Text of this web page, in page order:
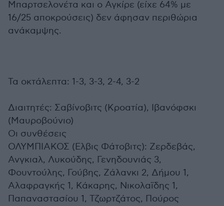
Μπαρτσελονέτα και ο Αγκίρε (είχε 64% με
16/25 αποκρούσεις) δεν άφησαν περιθώρια
ανάκαμψης.
Τα οκτάλεπτα: 1-3, 3-3, 2-4, 3-2
Διαιτητές: Σαβίνοβιτς (Κροατία), Ιβανόφσκι
(Μαυροβούνιο)
Οι συνθέσεις
ΟΛΥΜΠΙΑΚΟΣ (Ελβις Φάτοβιτς): Ζερδεβάς,
Ανγκιαλ, Λυκούδης, Γενηδουνιάς 3,
Φουντούλης, Γούβης, Ζάλανκι 2, Δήμου 1,
Αλαφραγκής 1, Κάκαρης, Νικολαϊδης 1,
Παπαναστασίου 1, Τζωρτζάτος, Πούρος